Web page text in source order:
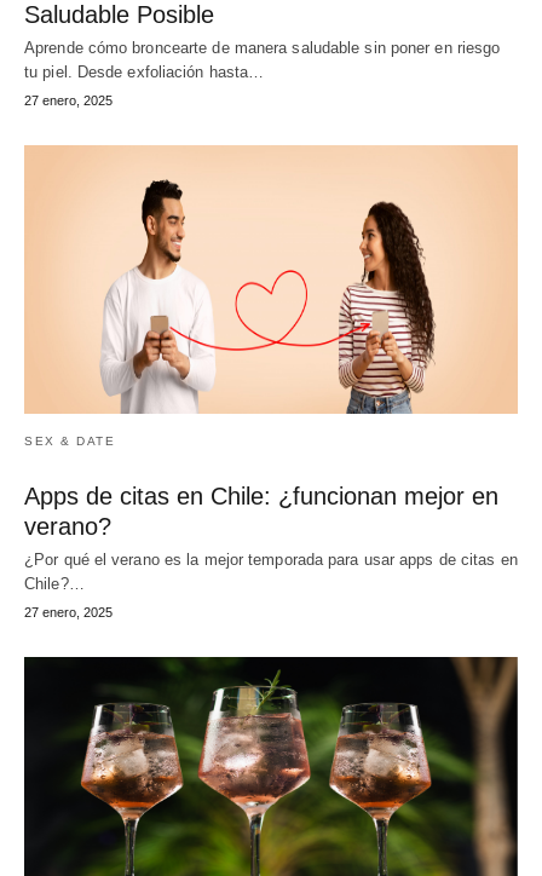
Saludable Posible
Aprende cómo broncearte de manera saludable sin poner en riesgo
tu piel. Desde exfoliación hasta…
27 enero, 2025
SEX & DATE
Apps de citas en Chile: ¿funcionan mejor en
verano?
¿Por qué el verano es la mejor temporada para usar apps de citas en
Chile?…
27 enero, 2025